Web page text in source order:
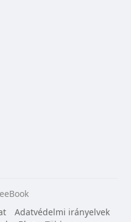
Adatvédelmi irányelvek